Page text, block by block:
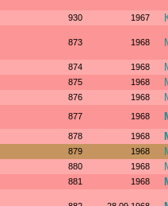
930 1967
873 1968
874 1968
875 1968
876 1968
877 1968
878 1968
879 1968
880 1968
881 1968